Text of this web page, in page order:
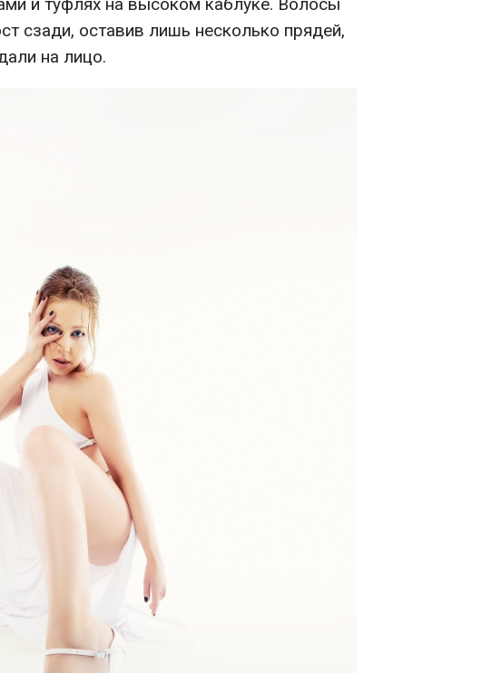
сзади, оставив лишь несколько прядей,
на лицо.